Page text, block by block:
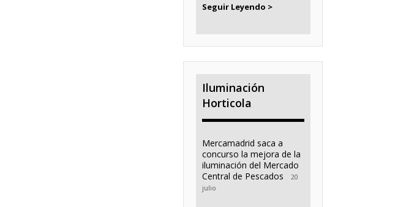
Seguir Leyendo >
Iluminación
Horticola
Mercamadrid saca a
concurso la mejora de la
iluminación del Mercado
Central de Pescados
20
julio